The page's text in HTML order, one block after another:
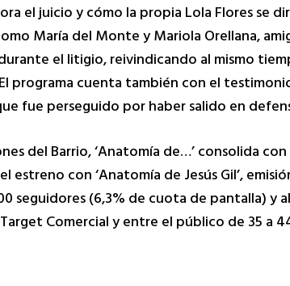
el juicio y cómo la propia Lola Flores se
María del Monte y Mariola Orellana,
el litigio, reivindicando al mismo
programa cuenta también con el
fue perseguido por haber salido en
del Barrio, ‘Anatomía de…’ consolida
con ‘Anatomía de Jesús Gil’,
seguidores (6,3% de cuota de pantalla) y
Comercial y entre el público de 35 a